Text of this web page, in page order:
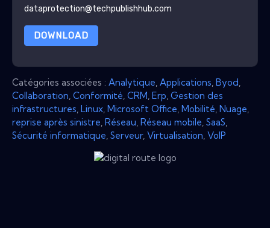
dataprotection@techpublishhub.com
DOWNLOAD
Catégories associées : Analytique Applications Byod
Collaboration Conformité CRM Erp Gestion des
infrastructures Linux Microsoft Office Mobilité Nuage
reprise après sinistre Réseau Réseau mobile SaaS
Sécurité informatique Serveur, Virtualisation VoIP